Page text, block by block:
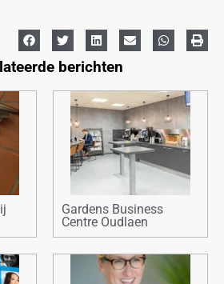
berichten
Gardens Business
Centre Oudlaen